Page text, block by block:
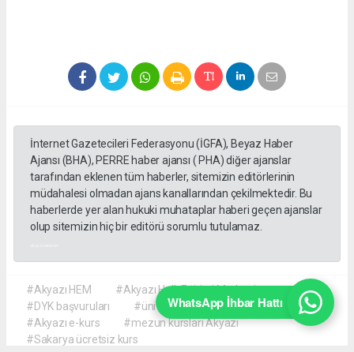
İnternet Gazetecileri Federasyonu (İGFA), Beyaz Haber
Ajansı (BHA), PERRE haber ajansı ( PHA) diğer ajanslar
tarafından eklenen tüm haberler, sitemizin editörlerinin
müdahalesi olmadan ajans kanallarından çekilmektedir. Bu
haberlerde yer alan hukuki muhataplar haberi geçen ajanslar
olup sitemizin hiç bir editörü sorumlu tutulamaz.
#Akyazı HEM
#Akyazı Halk Eğitimi Merkezi
#DYK başvuruları
#üniversite hazırlık kursu
#Akyazı e-kurs
#mezun kursları Akyazı
#Sakarya ücretsiz kurs
WhatsApp İhbar Hattı